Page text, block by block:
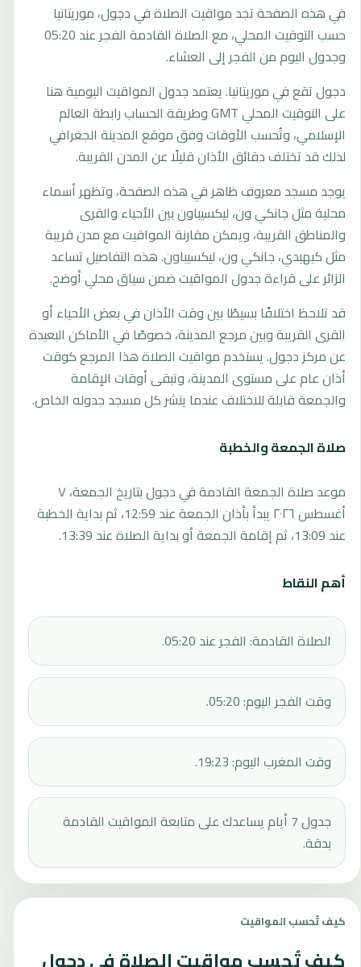
في هذه الصفحة تجد مواقيت الصلاة في دجول، موريتانيا
حسب التوقيت المحلي، مع الصلاة القادمة الفجر عند 05:20
وجدول اليوم من الفجر إلى العشاء.
دجول تقع في موريتانيا. يعتمد جدول المواقيت اليومية هنا
على التوقيت المحلي GMT وطريقة الحساب رابطة العالم
الإسلامي، وتُحسب الأوقات وفق موقع المدينة الجغرافي
لذلك قد تختلف دقائق الأذان قليلًا عن المدن القريبة.
يوجد مسجد معروف ظاهر في هذه الصفحة، وتظهر أسماء
محلية مثل جانكي ون، ليكسيباون بين الأحياء والقرى
والمناطق القريبة، ويمكن مقارنة المواقيت مع مدن قريبة
مثل كيهيدي، جانكي ون، ليكسيباون. هذه التفاصيل تساعد
الزائر على قراءة جدول المواقيت ضمن سياق محلي أوضح.
قد تلاحظ اختلافًا بسيطًا بين وقت الأذان في بعض الأحياء أو
القرى القريبة وبين مرجع المدينة، خصوصًا في الأماكن البعيدة
عن مركز دجول. يستخدم مواقيت الصلاة هذا المرجع كوقت
أذان عام على مستوى المدينة، وتبقى أوقات الإقامة
والجمعة قابلة للاختلاف عندما ينشر كل مسجد جدوله الخاص.
صلاة الجمعة والخطبة
موعد صلاة الجمعة القادمة في دجول بتاريخ الجمعة، ٧
أغسطس ٢٠٢٦ يبدأ بأذان الجمعة عند 12:59، ثم بداية الخطبة
عند 13:09، ثم إقامة الجمعة أو بداية الصلاة عند 13:39.
أهم النقاط
الصلاة القادمة: الفجر عند 05:20.
وقت الفجر اليوم: 05:20.
وقت المغرب اليوم: 19:23.
جدول 7 أيام يساعدك على متابعة المواقيت القادمة
بدقة.
كيف تُحسب المواقيت